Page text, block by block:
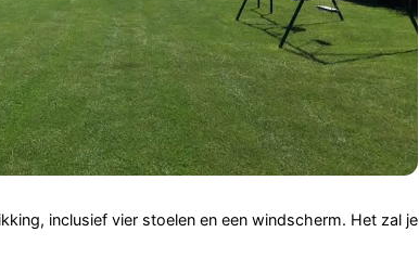
inclusief vier stoelen en een windscherm. Het zal je